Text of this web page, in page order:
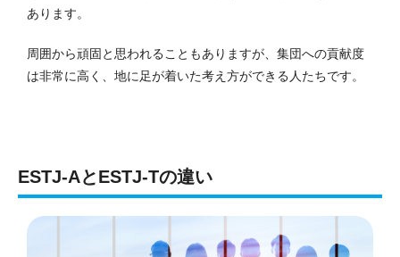
あります。
周囲から頑固と思われることもありますが、集団への貢献度
は非常に高く、地に足が着いた考え方ができる人たちです。
ESTJ-AとESTJ-Tの違い